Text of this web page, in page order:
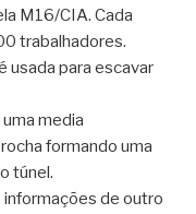
M16/CIA. Cada
trabalhadores.
usada para escavar
media
formando uma
túnel.
de outro